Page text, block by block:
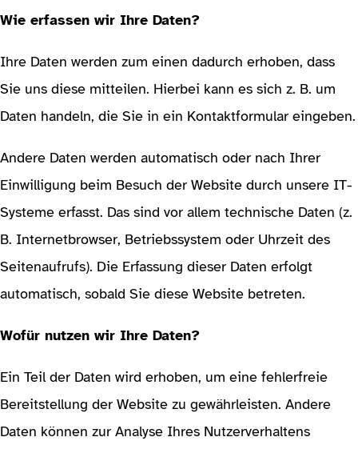
Wie erfassen wir Ihre Daten?
Ihre Daten werden zum einen dadurch erhoben, dass
Sie uns diese mitteilen. Hierbei kann es sich z. B. um
Daten handeln, die Sie in ein Kontaktformular eingeben.
Andere Daten werden automatisch oder nach Ihrer
Einwilligung beim Besuch der Website durch unsere IT-
Systeme erfasst. Das sind vor allem technische Daten (z.
B. Internetbrowser, Betriebssystem oder Uhrzeit des
Seitenaufrufs). Die Erfassung dieser Daten erfolgt
automatisch, sobald Sie diese Website betreten.
Wofür nutzen wir Ihre Daten?
Ein Teil der Daten wird erhoben, um eine fehlerfreie
Bereitstellung der Website zu gewährleisten. Andere
Daten können zur Analyse Ihres Nutzerverhaltens